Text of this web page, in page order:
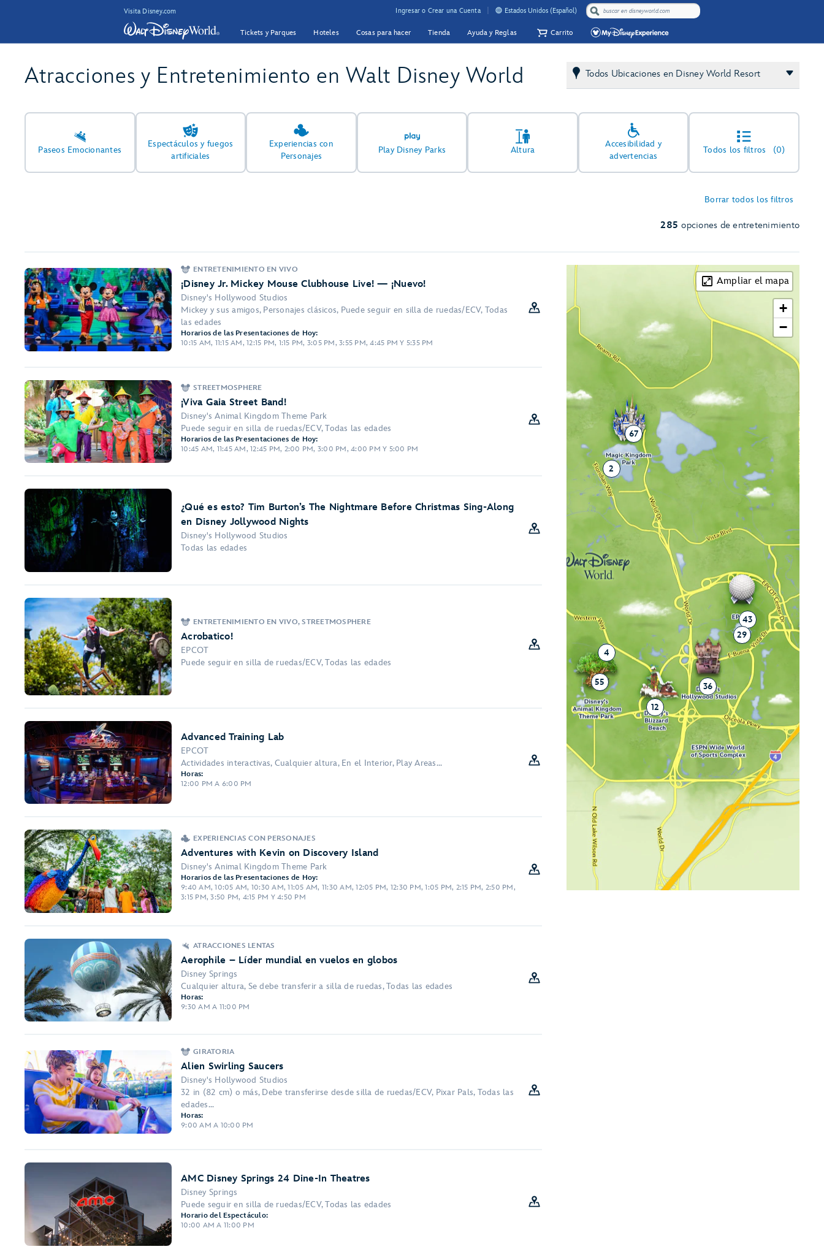
Visita Disney.com Ingresar o Crear una Cuenta Estados Unidos (Español)
Tickets y Parques Hoteles Cosas para hacer Tienda Ayuda y Reglas Carrito
Atracciones y Entretenimiento en Walt Disney World Todos Ubicaciones en Disney World Resort
Paseos Emocionantes
Espectáculos y fuegos
artificiales
Experiencias con
Personajes
Play Disney Parks Altura
Accesibilidad y
advertencias
Todos los filtros (0)
Borrar todos los filtros
285opciones de entretenimiento
ENTRETENIMIENTO EN VIVO
¡Disney Jr. Mickey Mouse Clubhouse Live! — ¡Nuevo!
Disney's Hollywood Studios
Mickey y sus amigos, Personajes clásicos, Puede seguir en silla de ruedas/ECV, Todas
las edades
Horarios de las Presentaciones de Hoy:
10:15 AM, 11:15 AM, 12:15 PM, 1:15 PM, 3:05 PM, 3:55 PM, 4:45 PM Y 5:35 PM
STREETMOSPHERE
¡Viva Gaia Street Band!
Disney's Animal Kingdom Theme Park
Puede seguir en silla de ruedas/ECV, Todas las edades
Horarios de las Presentaciones de Hoy:
10:45 AM, 11:45 AM, 12:45 PM, 2:00 PM, 3:00 PM, 4:00 PM Y 5:00 PM
¿Qué es esto? Tim Burton’s The Nightmare Before Christmas Sing-Along
en Disney Jollywood Nights
Disney's Hollywood Studios
Todas las edades
ENTRETENIMIENTO EN VIVO, STREETMOSPHERE
Acrobatico!
EPCOT
Puede seguir en silla de ruedas/ECV, Todas las edades
Advanced Training Lab
EPCOT
Actividades interactivas, Cualquier altura, En el Interior, Play Areas...
Horas:
12:00 PM A 6:00 PM
EXPERIENCIAS CON PERSONAJES
Adventures with Kevin on Discovery Island
Disney's Animal Kingdom Theme Park
Horarios de las Presentaciones de Hoy:
9:40 AM, 10:05 AM, 10:30 AM, 11:05 AM, 11:30 AM, 12:05 PM, 12:30 PM, 1:05 PM, 2:15 PM, 2:50 PM,
3:15 PM, 3:50 PM, 4:15 PM Y 4:50 PM
ATRACCIONES LENTAS
Aerophile – Líder mundial en vuelos en globos
Disney Springs
Cualquier altura, Se debe transferir a silla de ruedas, Todas las edades
Horas:
9:30 AM A 11:00 PM
GIRATORIA
Alien Swirling Saucers
Disney's Hollywood Studios
32 in (82 cm) o más, Debe transferirse desde silla de ruedas/ECV, Pixar Pals, Todas las
edades...
Horas:
9:00 AM A 10:00 PM
AMC Disney Springs 24 Dine-In Theatres
Disney Springs
Puede seguir en silla de ruedas/ECV, Todas las edades
Horario del Espectáculo:
10:00 AM A 11:00 PM
12
2
67
4
55
43
29
36
Ampliar el mapa
+
−